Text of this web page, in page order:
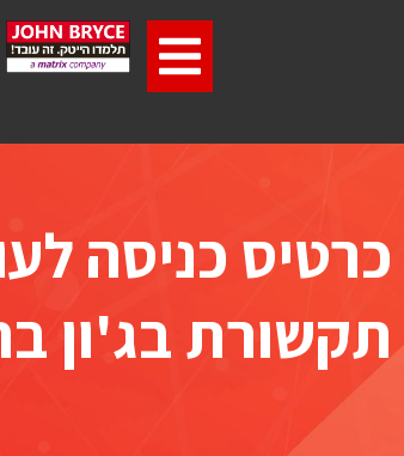
כרטיס כניסה
תקשורת בג'ון